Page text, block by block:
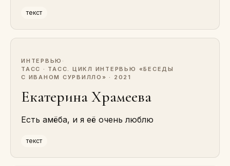
текст
ИНТЕРВЬЮ ·
ТАСС · ТАСС. ЦИКЛ ИНТЕРВЬЮ «БЕСЕДЫ
С ИВАНОМ СУРВИЛЛО» · 2021
Екатерина Храмеева
Есть амёба, и я её очень люблю
текст